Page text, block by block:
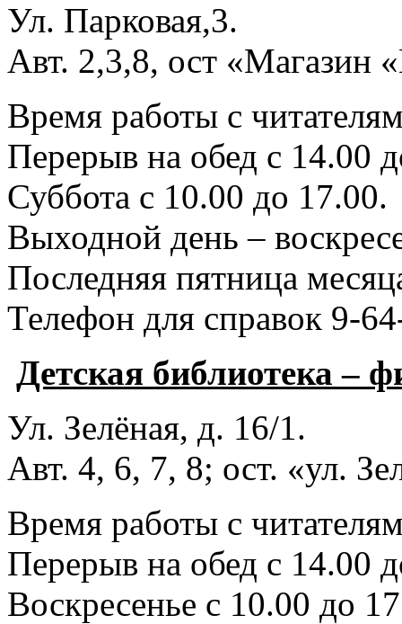
Ул. Парковая,3.
Авт. 2,3,8, ост «Магазин
Время работы с
Перерыв на обед с 14.00
Суббота с 10.00 до 17.00.
Выходной день –
Последняя пятница
Телефон для справок 9-
Детская библиотека –
Ул. Зелёная, д. 16/1.
Авт. 4, 6, 7, 8; ост. «ул.
Время работы с
Перерыв на обед с 14.00
Воскресенье с 10.00 до